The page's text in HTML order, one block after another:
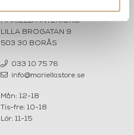
MARIELLA INTERIORS
LILLA BROGATAN 9
503 30 BORÅS
033 10 75 76
info@mariellastore.se
Mån: 12-18
Tis-fre: 10-18
Lör: 11-15